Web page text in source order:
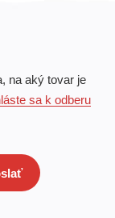
na aký tovar je
sa k odberu